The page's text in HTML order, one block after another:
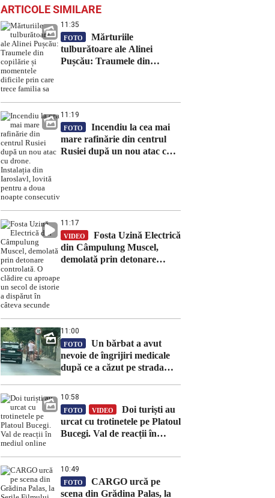
ARTICOLE SIMILARE
11:35
FOTO
Mărturiile
tulburătoare ale Alinei
Pușcău: Traumele din
11:19
FOTO
Incendiu la cea mai
mare rafinărie din centrul
Rusiei după un nou atac cu
11:17
VIDEO
Fosta Uzină Electrică
din Câmpulung Muscel,
demolată prin detonare
11:00
FOTO
Un bărbat a avut
nevoie de îngrijiri medicale
după ce a căzut pe strada
10:58
FOTO VIDEO
Doi turiști au
urcat cu trotinetele pe Platoul
Bucegi. Val de reacții în
10:49
FOTO
CARGO urcă pe
scena din Grădina Palas, la